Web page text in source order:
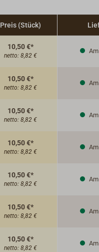
Preis (Stück)
10,50 €*
netto: 8,82 €
10,50 €*
netto: 8,82 €
10,50 €*
netto: 8,82 €
10,50 €*
netto: 8,82 €
10,50 €*
netto: 8,82 €
10,50 €*
netto: 8,82 €
10,50 €*
netto: 8,82 €